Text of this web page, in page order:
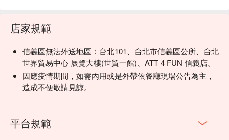
店家規範
信義區無法外送地區：台北101、台北市信義區公所、台北
世界貿易中心 展覽大樓(世貿一館)、ATT 4 FUN 信義店。
因應疫情期間，如需內用或是外帶依餐廳現場公告為主，
造成不便敬請見諒。
平台規範